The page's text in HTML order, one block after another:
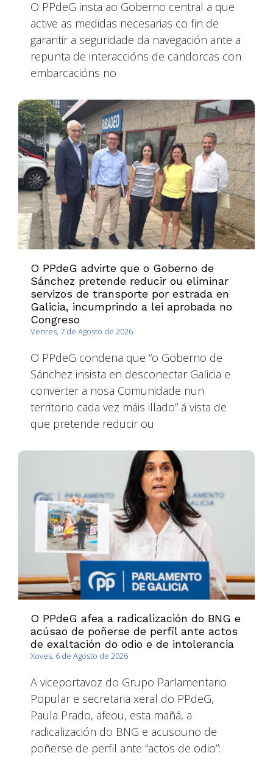
O PPdeG insta ao Goberno central a que
active as medidas necesarias co fin de
garantir a seguridade da navegación ante a
repunta de interaccións de candorcas con
embarcacións no
O PPdeG advirte que o Goberno de
Sánchez pretende reducir ou eliminar
servizos de transporte por estrada en
Galicia, incumprindo a lei aprobada no
Congreso
Venres, 7 de Agosto de 2026
O PPdeG condena que “o Goberno de
Sánchez insista en desconectar Galicia e
converter a nosa Comunidade nun
territorio cada vez máis illado” á vista de
que pretende reducir ou
O PPdeG afea a radicalización do BNG e
acúsao de poñerse de perfil ante actos
de exaltación do odio e de intolerancia
Xoves, 6 de Agosto de 2026
A viceportavoz do Grupo Parlamentario
Popular e secretaria xeral do PPdeG,
Paula Prado, afeou, esta mañá, a
radicalización do BNG e acusouno de
poñerse de perfil ante “actos de odio”: